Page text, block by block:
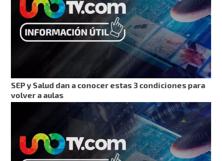
SEP y Salud dan a conocer estas 3 condiciones para
volver a aulas